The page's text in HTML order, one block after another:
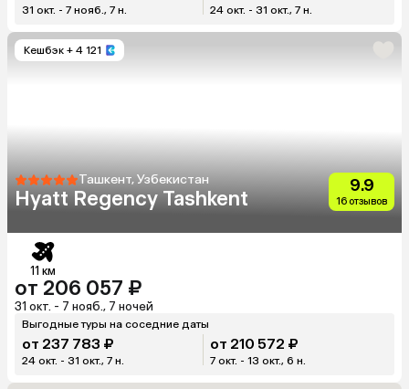
31 окт. - 7 нояб., 7 н. 24 окт. - 31 окт., 7 н.
Кешбэк + 4 121
Ташкент, Узбекистан
Hyatt Regency Tashkent
9.9
16 отзывов
11 км
от 206 057 ₽
31 окт. - 7 нояб., 7 ночей
Выгодные туры на соседние даты
от 237 783 ₽
24 окт. - 31 окт., 7 н.
от 210 572 ₽
7 окт. - 13 окт., 6 н.